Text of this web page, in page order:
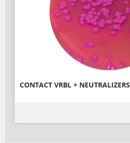
CONTACT VRBL + NEUTRALIZERS